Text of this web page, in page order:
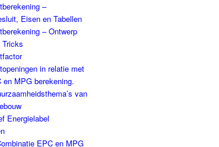
–
Eisen en Tabellen
– Ontwerp
in relatie met
en MPG berekening.
van
Energielabel
EPC en MPG